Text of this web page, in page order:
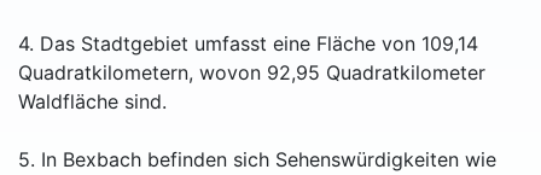
4. Das Stadtgebiet umfasst eine Fläche von 109,14
Quadratkilometern, wovon 92,95 Quadratkilometer
Waldfläche sind.
5. In Bexbach befinden sich Sehenswürdigkeiten wie